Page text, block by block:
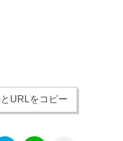
URLをコピー